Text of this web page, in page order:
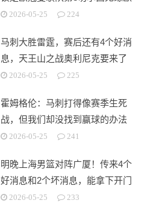
战2026-05-25 224
马刺大胜雷霆，赛后还有4个好消
息，天王山之战奥利尼克要来了
2026-05-25 225
霍姆格伦：马刺打得像赛季生死
战，但我们却没找到赢球的办法
2026-05-25 241
明晚上海男篮对阵广厦！传来4个
好消息和2个坏消息，能拿下开门
红2026-05-25 233